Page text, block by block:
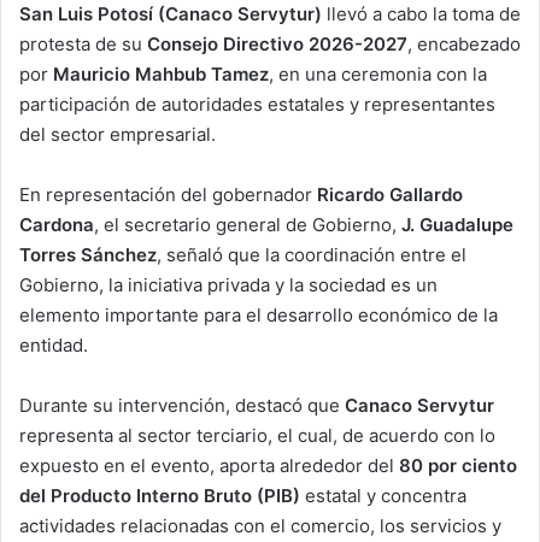
San Luis Potosí (Canaco Servytur) llevó a cabo la toma de
protesta de su Consejo Directivo 2026-2027, encabezado
por Mauricio Mahbub Tamez, en una ceremonia con la
participación de autoridades estatales y representantes
del sector empresarial.
En representación del gobernador Ricardo Gallardo
Cardona, el secretario general de Gobierno, J. Guadalupe
Torres Sánchez, señaló que la coordinación entre el
Gobierno, la iniciativa privada y la sociedad es un
elemento importante para el desarrollo económico de la
entidad.
Durante su intervención, destacó que Canaco Servytur
representa al sector terciario, el cual, de acuerdo con lo
expuesto en el evento, aporta alrededor del 80 por ciento
del Producto Interno Bruto (PIB) estatal y concentra
actividades relacionadas con el comercio, los servicios y